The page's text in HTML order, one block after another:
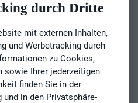
durch Dritte
mit externen Inhalten,
und Werbetracking durch
zu Cookies,
sowie Ihrer jederzeitigen
finden Sie in der
und in den Privatsphäre-